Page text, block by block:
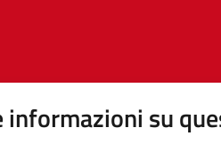
informazioni su